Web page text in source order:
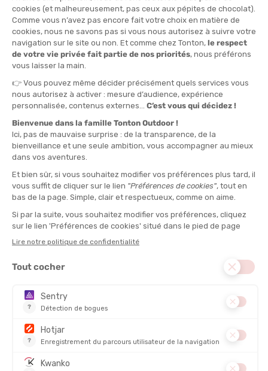
Boussole à plaquette : la référence pour les randonneurs
Laboussole de randonnée à plaquette est la plus polyvalente.
Transparente,elle se pose directement sur la carteet permet
de lire facilement les coordonnées et les directions. Grâce à ses
graduations, elle est parfaite pour
tous les randonneurs réguliers
Boussole avec miroir de visée
Ce type de boussole intègre un petitmiroir qui permet de viser
un point tout en gardant un œil sur l’aiguille. Idéale pour les
longues distances, elle améliore la précision et permet de
s’orienter même dans des zones dégagées comme les plateaux
ou les crêtes.Les alpinistes et les explorateursen raffolent.
Boussole avec clinomètre
équipée d’un clinomètre
must pour la montagne. Elle mesure les pentes, permettant
ou de planifier des
ascensions plus sûres. Lesmodèles Suunto et Silva
professionnels.
GPS boussole : l’alliance du moderne et du traditionnel
Les randonneurs les plus technophiles préfèrent parfois
appareils électroniques incluent une boussole magnétique
intégrée, que l’on appelle souvent "GPS boussole". Cela permet
C’est une excellente solution pour ceux qui souhaitent